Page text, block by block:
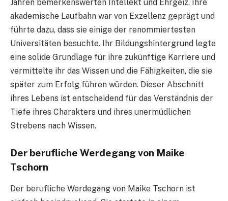
Jahren bemerkenswerten Intellekt und Ehrgeiz. Ihre
akademische Laufbahn war von Exzellenz geprägt und
führte dazu, dass sie einige der renommiertesten
Universitäten besuchte. Ihr Bildungshintergrund legte
eine solide Grundlage für ihre zukünftige Karriere und
vermittelte ihr das Wissen und die Fähigkeiten, die sie
später zum Erfolg führen würden. Dieser Abschnitt
ihres Lebens ist entscheidend für das Verständnis der
Tiefe ihres Charakters und ihres unermüdlichen
Strebens nach Wissen.
Der berufliche Werdegang von Maike
Tschorn
Der berufliche Werdegang von Maike Tschorn ist